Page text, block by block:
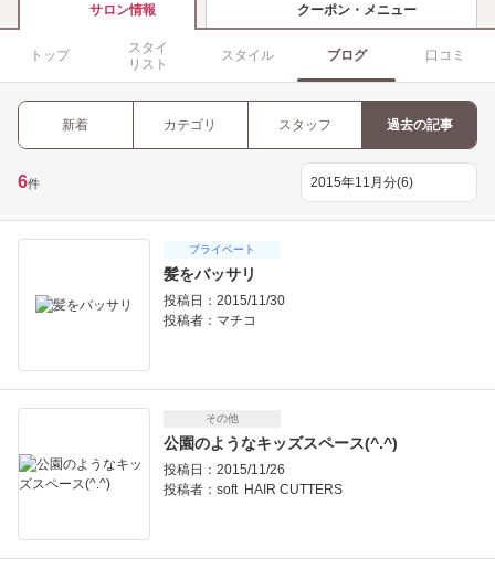
サロン情報 クーポン・メニュー
トップ
スタイ
リスト
スタイル ブログ 口コミ
新着 カテゴリ スタッフ 過去の記事
6件
プライベート
髪をバッサリ
投稿日：2015/11/30
投稿者： マチコ
その他
公園のようなキッズスペース(^.^)
投稿日：2015/11/26
投稿者： soft HAIR CUTTERS